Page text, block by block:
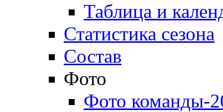
Таблица и
Статистика сезона
Состав
Фото
Фото команды-